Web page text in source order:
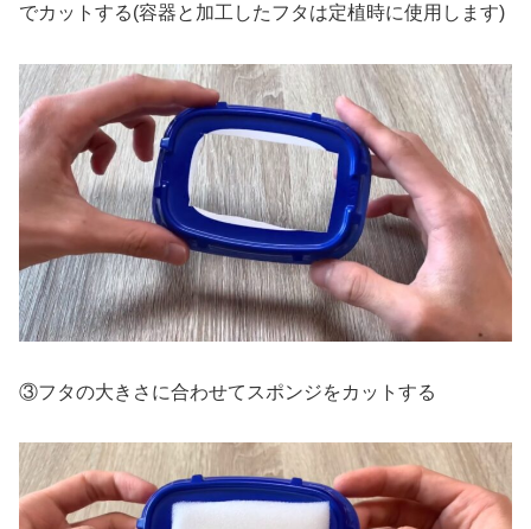
でカットする(容器と加工したフタは定植時に使用します)
③フタの大きさに合わせてスポンジをカットする